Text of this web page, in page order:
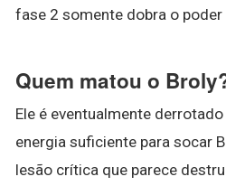
fase 2 somente dobra o poder
Quem matou o
Ele é eventualmente
energia suficiente para socar
lesão crítica que parece